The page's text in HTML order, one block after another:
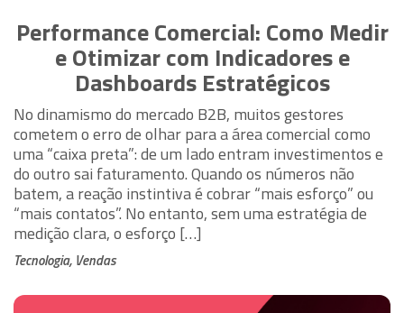
Performance Comercial: Como Medir
e Otimizar com Indicadores e
Dashboards Estratégicos
No dinamismo do mercado B2B, muitos gestores
cometem o erro de olhar para a área comercial como
uma “caixa preta”: de um lado entram investimentos e
do outro sai faturamento. Quando os números não
batem, a reação instintiva é cobrar “mais esforço” ou
“mais contatos”. No entanto, sem uma estratégia de
medição clara, o esforço […]
Tecnologia, Vendas